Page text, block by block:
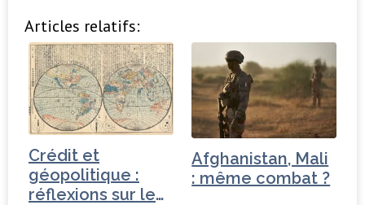
Articles relatifs:
Crédit et
géopolitique :
réflexions sur le
Afghanistan, Mali
: même combat ?